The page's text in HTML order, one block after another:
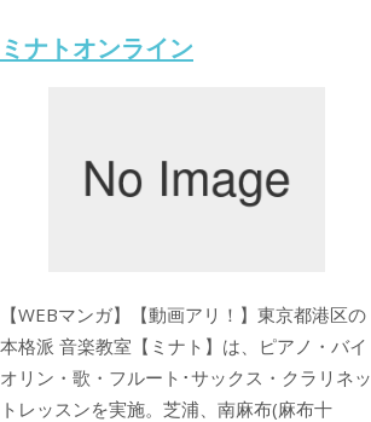
ミナトオンライン
【WEBマンガ】【動画アリ！】東京都港区の
本格派 音楽教室【ミナト】は、ピアノ・バイ
オリン・歌・フルート･サックス・クラリネッ
トレッスンを実施。芝浦、南麻布(麻布十